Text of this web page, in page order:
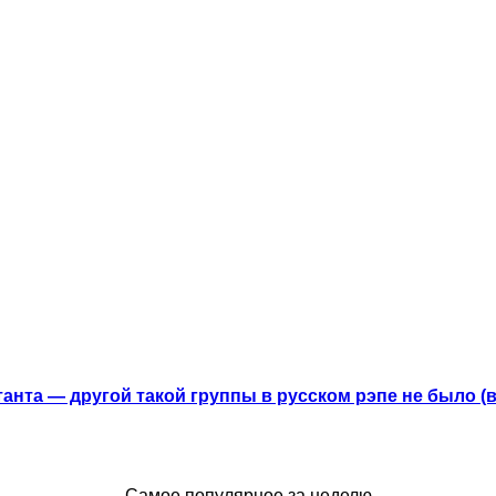
— другой такой группы в русском рэпе не было